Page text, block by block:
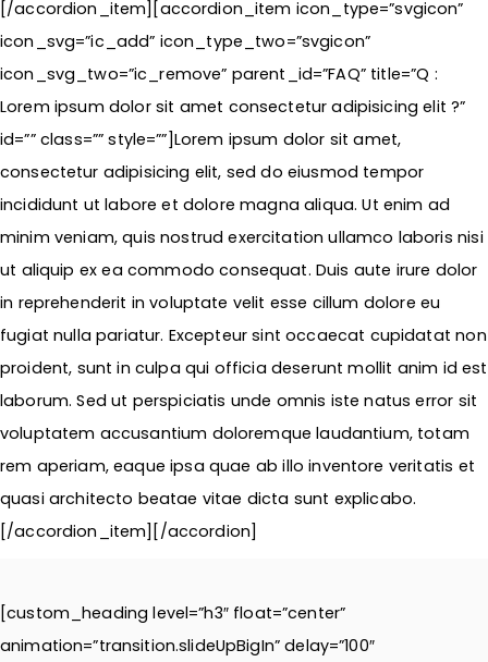
[/accordion_item][accordion_item icon_type=”svgicon”
icon_svg=”ic_add” icon_type_two=”svgicon”
icon_svg_two=”ic_remove” parent_id=”FAQ” title=”Q :
Lorem ipsum dolor sit amet consectetur adipisicing elit ?”
id=”” class=”” style=””]Lorem ipsum dolor sit amet,
consectetur adipisicing elit, sed do eiusmod tempor
incididunt ut labore et dolore magna aliqua. Ut enim ad
minim veniam, quis nostrud exercitation ullamco laboris nisi
ut aliquip ex ea commodo consequat. Duis aute irure dolor
in reprehenderit in voluptate velit esse cillum dolore eu
fugiat nulla pariatur. Excepteur sint occaecat cupidatat non
proident, sunt in culpa qui officia deserunt mollit anim id est
laborum. Sed ut perspiciatis unde omnis iste natus error sit
voluptatem accusantium doloremque laudantium, totam
rem aperiam, eaque ipsa quae ab illo inventore veritatis et
quasi architecto beatae vitae dicta sunt explicabo.
[/accordion_item][/accordion]
[custom_heading level=”h3″ float=”center”
animation=”transition.slideUpBigIn” delay=”100″